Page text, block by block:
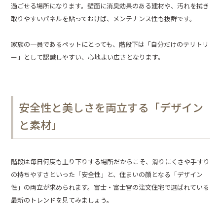
過ごせる場所になります。壁面に消臭効果のある建材や、汚れを拭き
取りやすいパネルを貼っておけば、メンテナンス性も抜群です。
家族の一員であるペットにとっても、階段下は「自分だけのテリトリ
ー」として認識しやすい、心地よい広さとなります。
安全性と美しさを両立する「デザイン
と素材」
階段は毎日何度も上り下りする場所だからこそ、滑りにくさや手すり
の持ちやすさといった「安全性」と、住まいの顔となる「デザイン
性」の両立が求められます。富士・富士宮の注文住宅で選ばれている
最新のトレンドを見てみましょう。